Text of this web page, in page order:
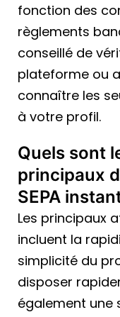
fonction des
règlements
conseillé de
plateforme ou
connaître les
à votre profil.
Quels sont
principaux
SEPA
Les principaux
incluent la
simplicité du
disposer
également une